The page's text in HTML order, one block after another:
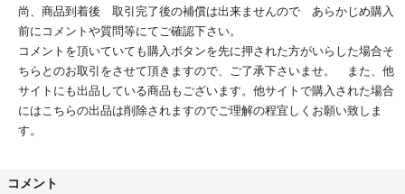
尚、商品到着後 取引完了後の補償は出来ませんので あらかじめ購入
前にコメントや質問等にてご確認下さい。
コメントを頂いていても購入ボタンを先に押された方がいらした場合そ
ちらとのお取引をさせて頂きますので、ご了承下さいませ。 また、他
サイトにも出品している商品もございます。他サイトで購入された場合
にはこちらの出品は削除されますのでご理解の程宜しくお願い致しま
す。
コメント